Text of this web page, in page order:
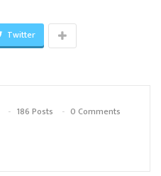
Twitter
186 Posts 0 Comments